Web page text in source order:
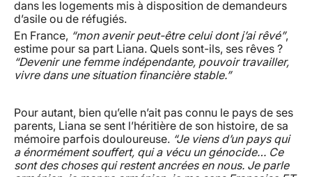
dans les logements mis à disposition de demandeurs
d’asile ou de réfugiés.
En France, “mon avenir peut-être celui dont j’ai rêvé”,
estime pour sa part Liana. Quels sont-ils, ses rêves ?
“Devenir une femme indépendante, pouvoir travailler,
vivre dans une situation financière stable.”
Pour autant, bien qu’elle n’ait pas connu le pays de ses
parents, Liana se sent l’héritière de son histoire, de sa
mémoire parfois douloureuse. “Je viens d’un pays qui
a énormément souffert, qui a vécu un génocide… Ce
sont des choses qui restent ancrées en nous. Je parle